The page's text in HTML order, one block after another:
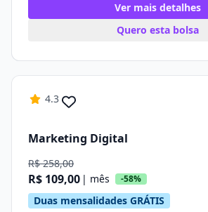
Ver mais detalhes
Quero esta bolsa
4.3
Marketing Digital
R$ 258,00
R$ 109,00 | mês -58%
Duas mensalidades GRÁTIS